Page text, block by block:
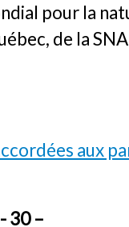
pour la
de la
aux
- 30 –